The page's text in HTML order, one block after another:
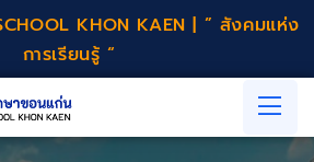
KHON KAEN | ” สังคมแห่ง
การเรียนรู้ “